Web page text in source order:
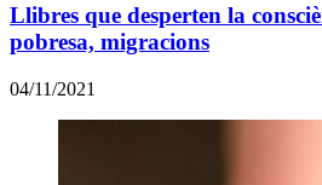
Llibres que desperten la
pobresa, migracions
04/11/2021